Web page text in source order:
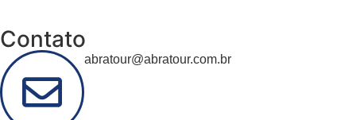
Contato
abratour@abratour.com.br